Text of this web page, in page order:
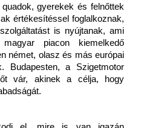
gyerekek és felnőttek
értékesítéssel foglalkoznak,
is nyújtanak, ami
piacon kiemelkedő
német, olasz és más európai
Budapesten, a Szigetmotor
vár, akinek a célja, hogy